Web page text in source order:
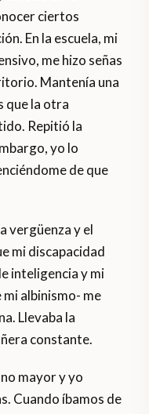
ciertos
En la escuela, mi
me hizo señas
Mantenía una
que la otra
Repitió la
yo lo
de que
vergüenza y el
mi discapacidad
inteligencia y mi
albinismo- me
Llevaba la
constante.
mayor y yo
Cuando íbamos de